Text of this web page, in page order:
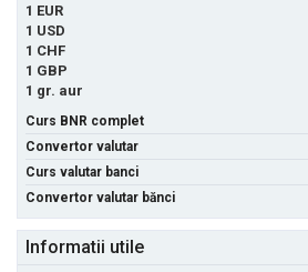
1 EUR
1 USD
1 CHF
1 GBP
1 gr. aur
Curs BNR complet
Convertor valutar
Curs valutar banci
Convertor valutar bănci
Informatii utile